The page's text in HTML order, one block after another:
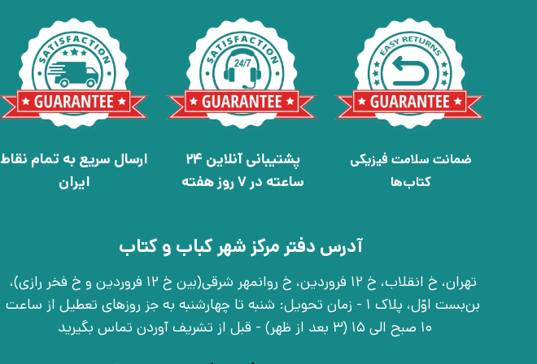
ضمانت سلامت فیزیکی
کتاب‌ها
پشتیبانی آنلاین 24
ساعته در 7 روز هفته
ارسال سریع به تمام نقاط
ایران
آدرس دفتر مرکز شهر کباب و کتاب
تهران، خ انقلاب، خ 12 فروردین، خ روانمهر شرقی(بین خ 12 فروردین و خ فخر رازی)،
بن‌بست اوّل، پلاک 1 - زمان تحویل: شنبه تا چهارشنبه به جز روزهای تعطیل از ساعت
10 صبح الی 15 (3 بعد از ظهر) - قبل از تشریف آوردن تماس بگیرید